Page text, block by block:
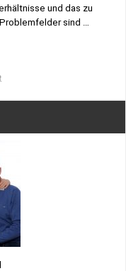
und das zu
sind …